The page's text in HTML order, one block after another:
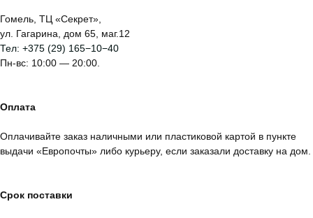
Гомель, ТЦ «Секрет»,
ул. Гагарина, дом 65, маг.12
Тел: +375 (29) 165−10−40
Пн-вс: 10:00 — 20:00.
Оплата
Оплачивайте заказ наличными или пластиковой картой в пункте
выдачи «Европочты» либо курьеру, если заказали доставку на дом.
Срок поставки